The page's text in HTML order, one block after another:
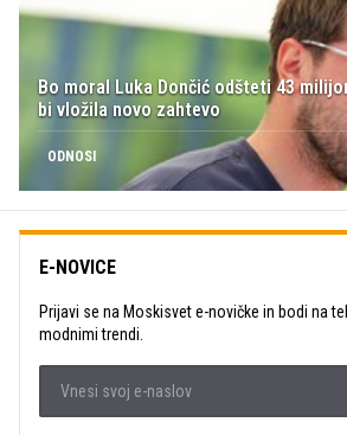
Bo moral Luka Dončić odšteti 43
bi vložila novo zahtevo
ODNOSI
E-NOVICE
Prijavi se na Moskisvet e-novičke in bodi na
modnimi trendi.